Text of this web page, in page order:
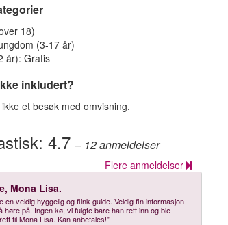
18)
(3-17 år)
år): Gratis
inkludert?
et besøk med omvisning.
4.7– 12anmeldelser
Flere anmeldelser
Mona Lisa.
en veldig hyggelig og flink guide. Veldig fin informasjon
høre på. Ingen kø, vi fulgte bare han rett inn og ble
til Mona Lisa. Kan anbefales!"